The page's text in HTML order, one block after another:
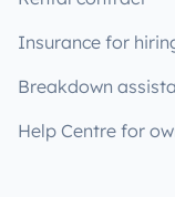
Insurance for
Breakdown
Help Centre for